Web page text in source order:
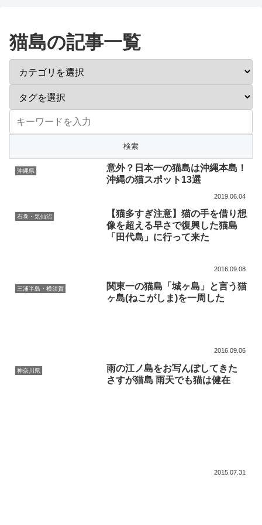
猫島の記事一覧
沖縄県
意外？日本一の猫島は沖縄本島！
沖縄の猫スポット13選
2019.06.04
石巻・気仙沼
【猫多すぎ注意】猫の手を借り想
像を超える早さで復興した猫島
「田代島」に行って来た
2016.09.08
三浦半島・横須賀
関東一の猫島「城ヶ島」と言う猫
ヶ島(ねこがしま)を一周した
2016.09.06
神奈川県
雨の江ノ島をお写んぽしてきた
さすが猫島 雨天でも猫は健在
2015.07.31